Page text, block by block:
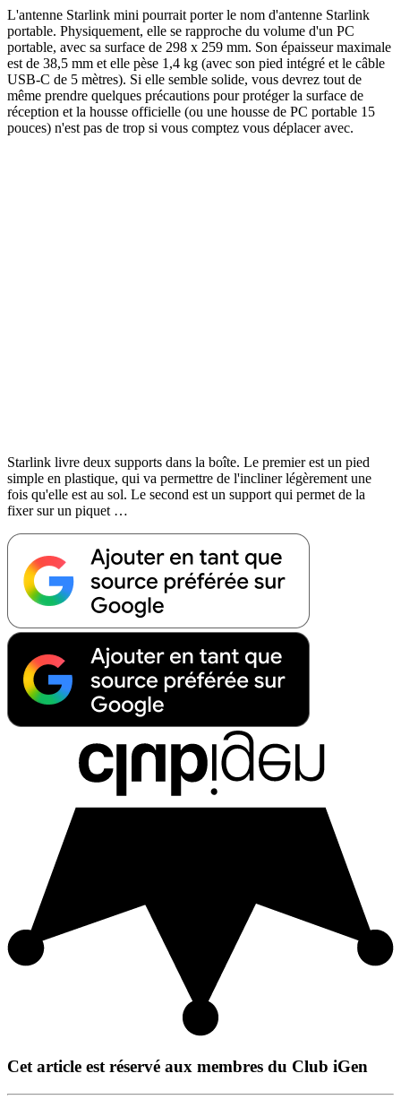
L'antenne Starlink mini pourrait porter le nom d'antenne Starlink
portable. Physiquement, elle se rapproche du volume d'un PC
portable, avec sa surface de 298 x 259 mm. Son épaisseur maximale
est de 38,5 mm et elle pèse 1,4 kg (avec son pied intégré et le câble
USB-C de 5 mètres). Si elle semble solide, vous devrez tout de
même prendre quelques précautions pour protéger la surface de
réception et la housse officielle (ou une housse de PC portable 15
pouces) n'est pas de trop si vous comptez vous déplacer avec.
Starlink livre deux supports dans la boîte. Le premier est un pied
simple en plastique, qui va permettre de l'incliner légèrement une
fois qu'elle est au sol. Le second est un support qui permet de la
fixer sur un piquet …
Cet article est réservé aux membres du Club iGen